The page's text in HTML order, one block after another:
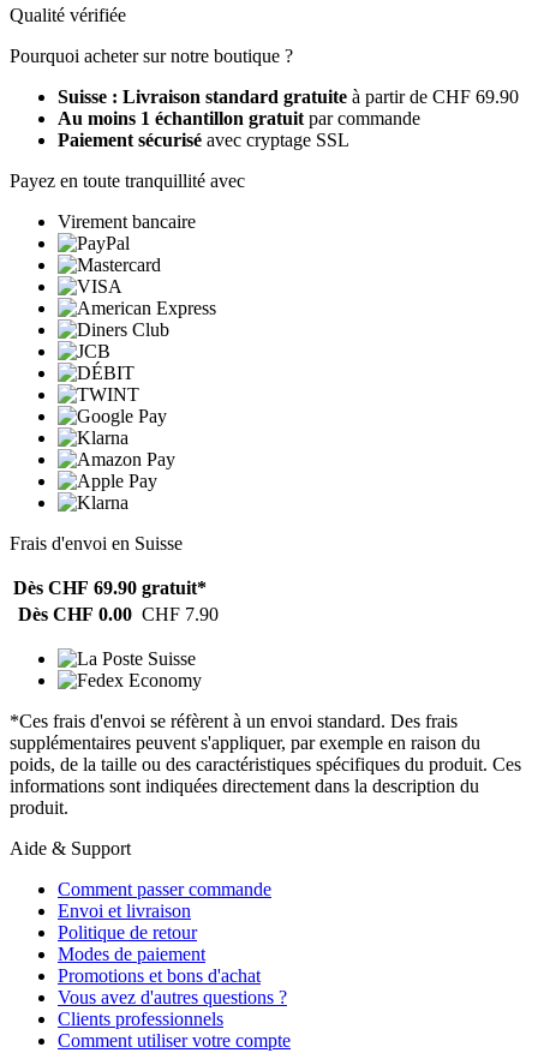
Qualité vérifiée
Pourquoi acheter sur notre boutique ?
Suisse : Livraison standard gratuite à partir de CHF 69.90
Au moins 1 échantillon gratuitpar commande
Paiement sécurisé avec cryptage SSL
Payez en toute tranquillité avec
Virement bancaire
Frais d'envoi en Suisse
Dès CHF 69.90 gratuit*
Dès CHF 0.00 CHF 7.90
*Ces frais d'envoi se réfèrent à un envoi standard. Des frais
supplémentaires peuvent s'appliquer, par exemple en raison du
poids, de la taille ou des caractéristiques spécifiques du produit. Ces
informations sont indiquées directement dans la description du
produit.
Aide & Support
Comment passer commande
Envoi et livraison
Politique de retour
Modes de paiement
Promotions et bons d'achat
Vous avez d'autres questions ?
Clients professionnels
Comment utiliser votre compte